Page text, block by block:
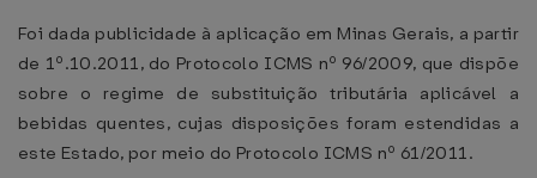
Foi dada publicidade à aplicação em Minas Gerais, a partir
de 1º.10.2011, do Protocolo ICMS nº 96/2009, que dispõe
sobre o regime de substituição tributária aplicável a
bebidas quentes, cujas disposições foram estendidas a
este Estado, por meio do Protocolo ICMS nº 61/2011.